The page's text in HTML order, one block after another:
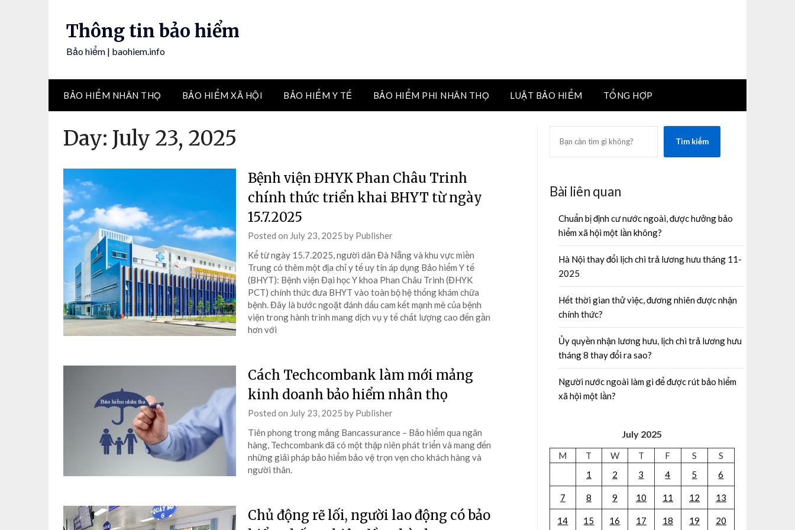
Thông tin bảo hiểm
Bảo hiểm | baohiem.info
BẢO HIỂM NHÂN THỌ BẢO HIỂM XÃ HỘI BẢO HIỂM Y TẾ BẢO HIỂM PHI NHÂN THỌ LUẬT BẢO HIỂM TỔNG HỢP
Day: July 23, 2025
Bệnh viện ĐHYK Phan Châu Trinh
chính thức triển khai BHYT từ ngày
15.7.2025
Posted on July 23, 2025 by Publisher
Kể từ ngày 15.7.2025, người dân Đà Nẵng và khu vực miền
Trung có thêm một địa chỉ y tế uy tín áp dụng Bảo hiểm Y tế
(BHYT): Bệnh viện Đại học Y khoa Phan Châu Trinh (ĐHYK
PCT) chính thức đưa BHYT vào toàn bộ hệ thống khám chữa
bệnh. Đây là bước ngoặt đánh dấu cam kết mạnh mẽ của bệnh
viện trong hành trình mang dịch vụ y tế chất lượng cao đến gần
hơn với
Cách Techcombank làm mới mảng
kinh doanh bảo hiểm nhân thọ
Posted on July 23, 2025 by Publisher
Tiên phong trong mảng Bancassurance – Bảo hiểm qua ngân
hàng, Techcombank đã có một thập niên phát triển và mang đến
những giải pháp bảo hiểm bảo vệ trọn vẹn cho khách hàng và
người thân.
Chủ động rẽ lối, người lao động có bảo
Tìm kiếm
Bài liên quan
Chuẩn bị định cư nước ngoài, được hưởng bảo
hiểm xã hội một lần không?
Hà Nội thay đổi lịch chi trả lương hưu tháng 11-
2025
Hết thời gian thử việc, đương nhiên được nhận
chính thức?
Ủy quyền nhận lương hưu, lịch chi trả lương hưu
tháng 8 thay đổi ra sao?
Người nước ngoài làm gì để được rút bảo hiểm
xã hội một lần?
July 2025
M T W T F S
S
1
2 3 4 5 6
7 8 9 10 11 12 13
14 15 16 17 18 19 20